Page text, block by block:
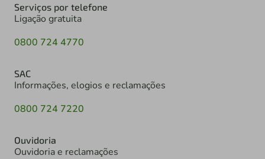
Serviços por telefone
Ligação gratuita
0800 724 4770
SAC
Informações, elogios e reclamações
0800 724 7220
Ouvidoria
Ouvidoria e reclamações